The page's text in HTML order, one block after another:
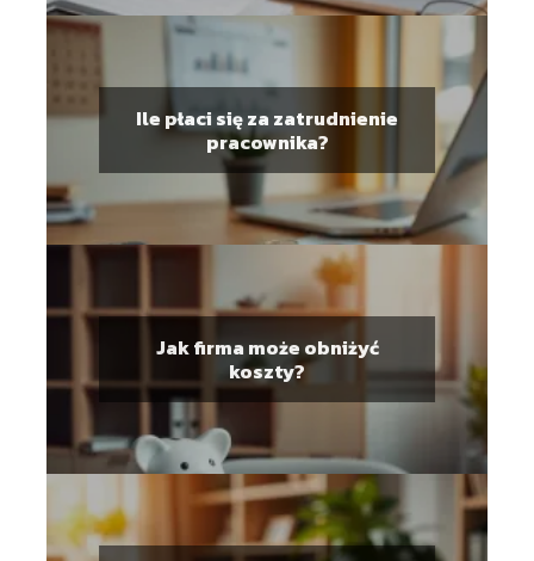
Ile płaci się za zatrudnienie
pracownika?
Jak firma może obniżyć
koszty?